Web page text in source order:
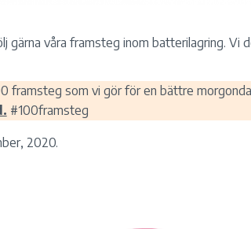
gärna våra framsteg inom batterilagring. Vi
framsteg som vi gör för en bättre
#100framsteg
2020.